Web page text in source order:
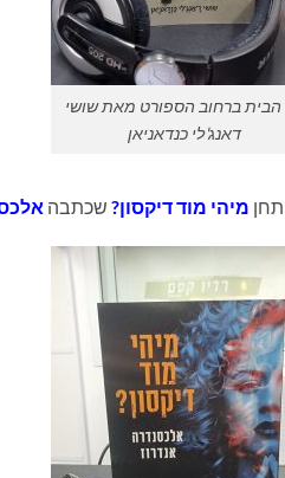
הבית ברחוב הספורט מאת שושי
דאנג'לי כנדאניאן
מיהי מוד דיקסון? שכתבה